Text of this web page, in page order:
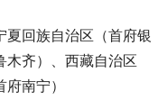
夏回族自治区（首府银
木齐）、西藏自治区
府南宁）